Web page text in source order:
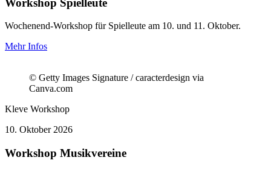
Wochenend-Workshop für Spielleute am 10. und 11. Oktober.
Mehr Infos
© Getty Images Signature / caracterdesign via
Canva.com
Kleve Workshop
10. Oktober 2026
Workshop Musikvereine